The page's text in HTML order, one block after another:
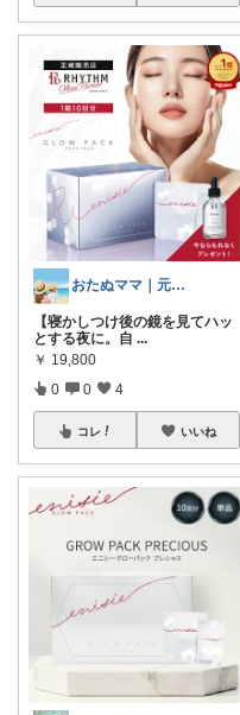
おたぬママ｜元保育士の0〜2歳育児ハック
【寝かしつけ後の鏡を見てハッ
とする夜に。自 ...
￥ 19,800
0 0 4
コレ いいね